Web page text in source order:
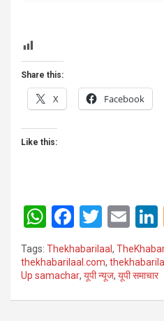
Share this:
X Facebook
Like this:
W
h
at
s
A
F
a
ce
b
o
T
wi
tt
er
E
m
ail
dI
Tags: Thekhabarilaal ,
thekhabarilaal.com,
Up samachar, यूपी न्यूज, यूपी समाचार